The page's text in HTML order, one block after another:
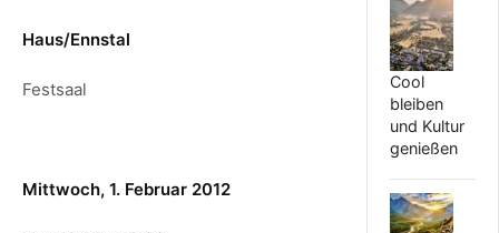
Haus/Ennstal
Festsaal
Mittwoch, 1. Februar 2012
Cool
bleiben
und Kultur
genießen